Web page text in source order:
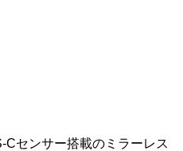
センサー搭載のミラーレス